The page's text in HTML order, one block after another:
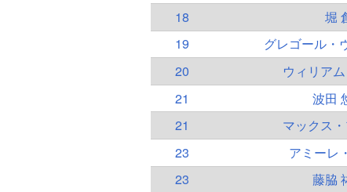
18
堀
19
グレゴール・
20
ウィリア
21
波田
21
マックス
23
アミーレ
23
藤脇